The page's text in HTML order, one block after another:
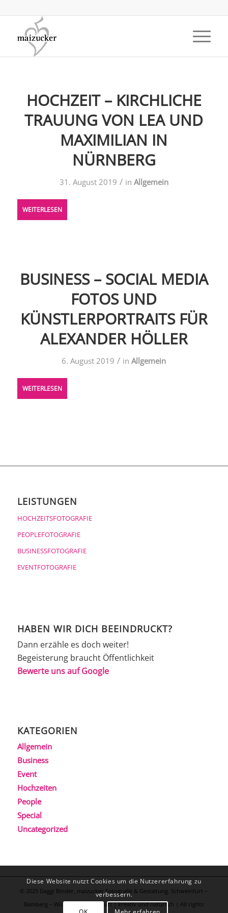
HOCHZEIT – KIRCHLICHE
TRAUUNG VON LEA UND
MAXIMILIAN IN
NÜRNBERG
31. August 2019 / in Allgemein
WEITERLESEN
BUSINESS – SOCIAL MEDIA
FOTOS UND
KÜNSTLERPORTRAITS FÜR
ALEXANDER HÖLLER
6. August 2019 / inAllgemein
WEITERLESEN
LEISTUNGEN
HOCHZEITSFOTOGRAFIE
PEOPLEFOTOGRAFIE
BUSINESSFOTOGRAFIE
EVENTFOTOGRAFIE
HABEN WIR DICH BEEINDRUCKT?
Dann erzähle es doch weiter!
Begeisterung braucht Öffentlichkeit
Bewerte uns auf Google
KATEGORIEN
Allgemein
Business
Event
Hochzeiten
People
Special
Uncategorized
© 2025 Daggi Binder, maizucker Fotografie & Gestaltung. Schweinfurt –
Bamberg – Würzburg – Frankfurt | kreativ und natürlich | All rights
Diese Website nutzt Cookies um die Nutzererfahrung zu
verbessern.